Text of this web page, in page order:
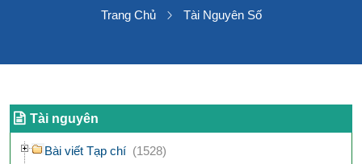
Trang Chủ Tài Nguyên Số
Tài nguyên
Bài viết Tạp chí (1528)